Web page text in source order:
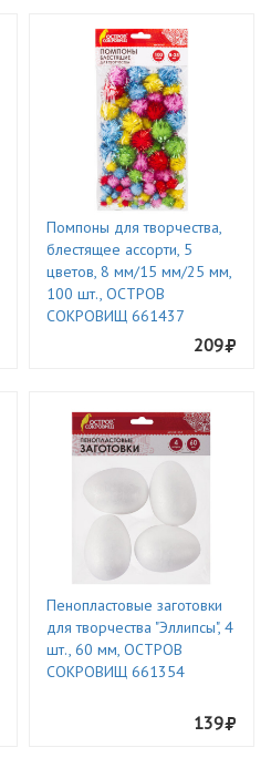
Помпоны для творчества,
блестящее ассорти, 5
цветов, 8 мм/15 мм/25 мм,
100 шт., ОСТРОВ
СОКРОВИЩ 661437
209
Пенопластовые заготовки
для творчества "Эллипсы", 4
шт., 60 мм, ОСТРОВ
СОКРОВИЩ 661354
139